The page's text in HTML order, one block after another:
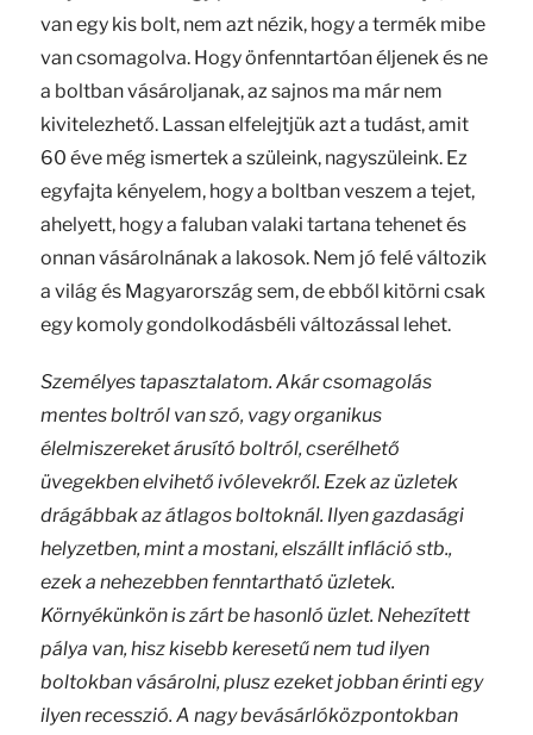
van egy kis bolt, nem azt nézik, hogy a termék mibe
van csomagolva. Hogy önfenntartóan éljenek és ne
a boltban vásároljanak, az sajnos ma már nem
kivitelezhető. Lassan elfelejtjük azt a tudást, amit
60 éve még ismertek a szüleink, nagyszüleink. Ez
egyfajta kényelem, hogy a boltban veszem a tejet,
ahelyett, hogy a faluban valaki tartana tehenet és
onnan vásárolnának a lakosok. Nem jó felé változik
a világ és Magyarország sem, de ebből kitörni csak
egy komoly gondolkodásbéli változással lehet.
Személyes tapasztalatom. Akár csomagolás
mentes boltról van szó, vagy organikus
élelmiszereket árusító boltról, cserélhető
üvegekben elvihető ivólevekről. Ezek az üzletek
drágábbak az átlagos boltoknál. Ilyen gazdasági
helyzetben, mint a mostani, elszállt infláció stb.,
ezek a nehezebben fenntartható üzletek.
Környékünkön is zárt be hasonló üzlet. Nehezített
pálya van, hisz kisebb keresetű nem tud ilyen
boltokban vásárolni, plusz ezeket jobban érinti egy
ilyen recesszió. A nagy bevásárlóközpontokban